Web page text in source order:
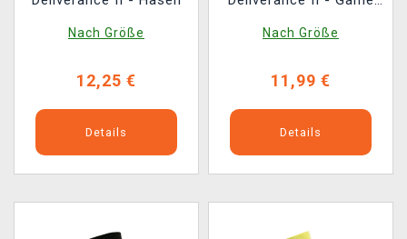
Nach Größe
12,25 €
Details
Nach Größe
11,99 €
Details